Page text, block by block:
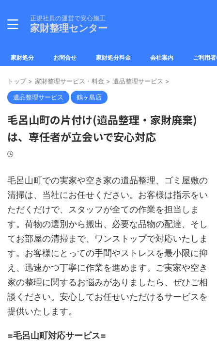
正規社員の運営で安心施工
家財整理センター
家財処分 お問合せ 家財処分料金 会社案内 ご利用
トップ > 家財整理サービス・料金 > 遺品整理サービス >
遺品整理サービス 鶴ヶ島店
毛呂山町の片付け(遺品整理・家財廃棄)
は、専任者が立会いで安心対応
毛呂山町での実家や空き家の遺品整理、ゴミ屋敷の
清掃は、当社にお任せください。お客様は指示をい
ただくだけで、スタッフが全ての作業を担当しま
す。荷物の選別から搬出、必要な品物の配達、そし
てお部屋の清掃まで、ワンストップで対応いたしま
す。お客様にとっての手間やストレスを最小限に抑
え、迅速かつ丁寧に作業を進めます。ご実家や空き
家の整理に関するお悩みがありましたら、ぜひご相
談ください。安心してお任せいただけるサービスを
提供いたします。
=毛呂山町対応サービス=